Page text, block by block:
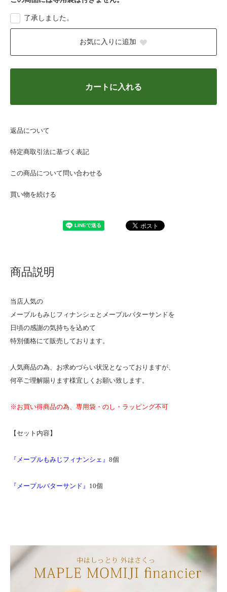
了承しました。
お気に入りに追加
カートに入れる
返品について
特定商取引法に基づく表記
この商品について問い合わせる
買い物を続ける
商品説明
当店人気の
メープルもみじフィナンシェとメープルバターサンドを
日頃の感謝の気持ちを込めて
特別価格にて販売しております。
人気商品の為、お求めづらい状況となっておりますが、
何卒ご理解賜ります様宜しくお願い致します。
※お買い得商品の為、専用袋・のし・ラッピング不可
【セット内容】
『メープルもみじフィナンシェ』 8個
『メープルバターサンド』 10個